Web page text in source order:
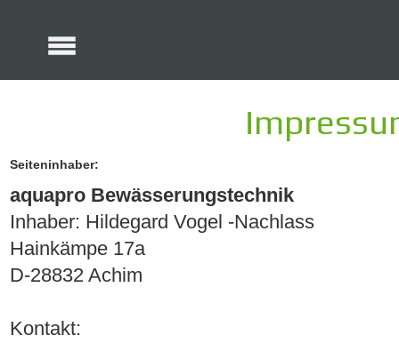
Seiteninhaber:
aquapro Bewässerungstechnik
Inhaber: Hildegard Vogel -Nachlass
Hainkämpe 17a
D-28832 Achim
Kontakt: